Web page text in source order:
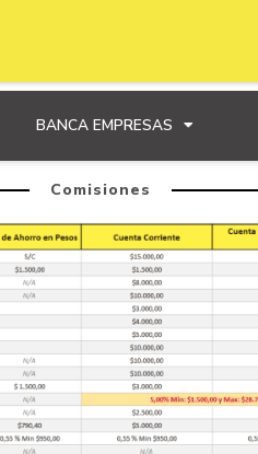
BANCA EMPRESAS
Comisiones